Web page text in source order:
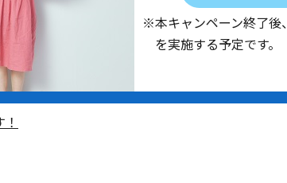
※本キャンペーン終了後、
を実施する予定です。